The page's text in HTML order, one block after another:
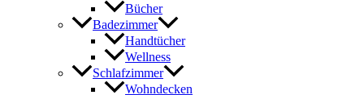
Bücher
Badezimmer
Handtücher
Wellness
Schlafzimmer
Wohndecken